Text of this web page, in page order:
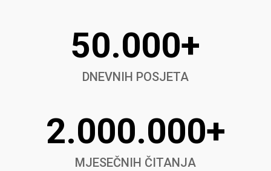
50.000+
DNEVNIH POSJETA
2.000.000+
MJESEČNIH ČITANJA